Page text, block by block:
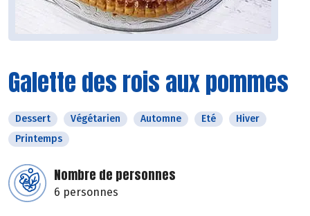
Galette des rois aux pommes
Dessert Végétarien Automne Eté
Hiver
Printemps
Nombre de personnes
6 personnes